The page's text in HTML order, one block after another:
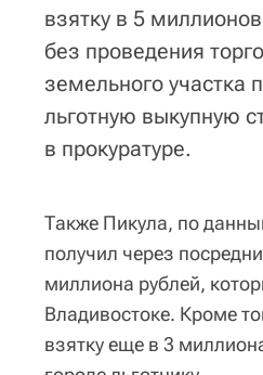
взятку в 5
без проведения
земельного участка
льготную выкупную
в прокуратуре.
Также Пикула, по
получил через
миллиона рублей,
Владивостоке. Кроме
взятку еще в 3